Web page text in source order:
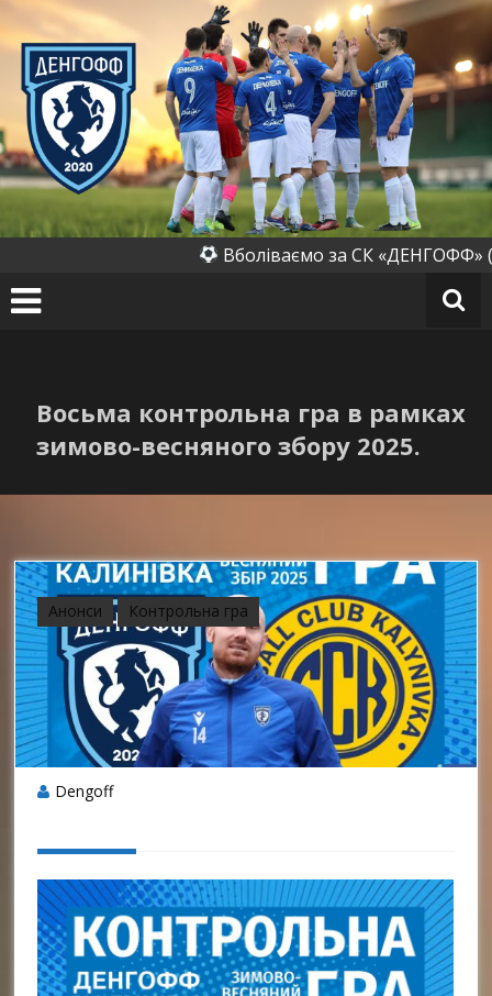
Перейти
вмісту
СК
«Д
ен
го
ф
ф»
Вболіваємо за СК «ДЕНГОФФ»
Восьма контрольна гра в рамках
зимово-весняного збору 2025.
Анонси Контрольна гра
Dengoff